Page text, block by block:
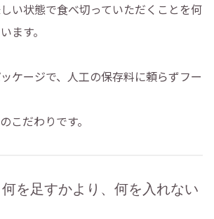
い状態で食べ切っていただくことを何
ます。
ケージで、人工の保存料に頼らずフー
こだわりです。
を足すかより、何を入れない